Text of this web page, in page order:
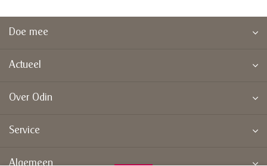
Doe mee
Actueel
Over Odin
Service
Algemeen